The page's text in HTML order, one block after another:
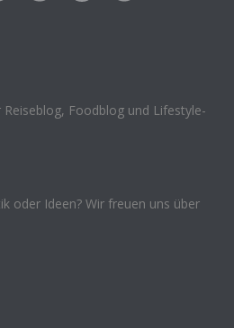
Reiseblog, Foodblog und Lifestyle-
oder Ideen? Wir freuen uns über